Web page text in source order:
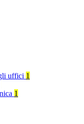
uffici 1
1